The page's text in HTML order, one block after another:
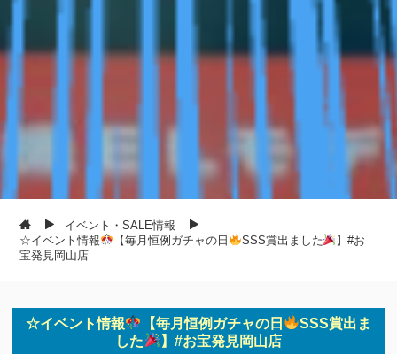
イベント・SALE情報
☆イベント情報
【毎月恒例ガチャの日 SSS賞出ました
】#お
宝発見岡山店
☆イベント情報 【毎月恒例ガチャの日
SSS賞出ま
した
】#お宝発見岡山店